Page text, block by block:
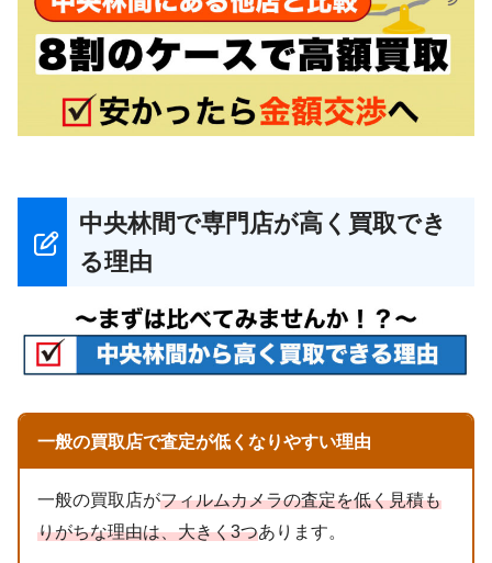
中央林間で専門店が高く買取でき
る理由
一般の買取店で査定が低くなりやすい理由
一般の買取店がフィルムカメラの査定を低く見積も
りがちな理由は、大きく3つあります。